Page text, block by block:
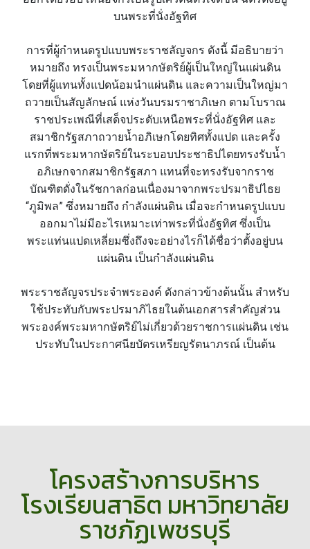
บนพระที่นั่งอัฐทิศ
การที่ผู้กำหนดรูปแบบพระราชลัญจกร ดังนี้ มีอธิบายว่า
หมายถึง ทรงเป็นพระมหากษัตริย์ผู้เป็นใหญ่ในแผ่นดิน
โดยที่ผู้แทนทั้งแปดน้อมนำแผ่นดิน และความเป็นใหญ่มา
ถวายเป็นสัญลักษณ์ แห่งวันบรมราชาภิเษก ตามโบราณ
ราชประเพณีที่เสด็จประดับเหนือพระที่นั่งอัฐทิศ และ
สมาชิกรัฐสภาถวายน้ำอภิเษกโดยทิศทั้งแปด และครั้ง
แรกที่พระมหากษัตริย์ในระบอบประชาธิปไตยทรงรับน้ำ
อภิเษกจากสมาชิกรัฐสภา แทนที่จะทรงรับจากราช
บัณฑิตดั่งในรัชกาลก่อนเนื่องมาจากพระปรมาธิปไธย
“ภูมิพล” ซึ่งหมายถึง กำลังแผ่นดิน เมื่อจะกำหนดรูปแบบ
ออกมาไม่มีอะไรเหมาะเท่าพระที่นั่งอัฐทิศ ซึ่งเป็น
พระแท่นแปดเหลี่ยมซึ่งถึงจะอย่างไรก็ได้ชื่อว่าตั้งอยู่บน
แผ่นดิน เป็นกำลังแผ่นดิน
พระราชลัญจรประจำพระองค์ ดังกล่าวข้างต้นนั้น สำหรับ
ใช้ประทับกับพระปรมาภิไธยในต้นเอกสารสำคัญส่วน
พระองค์พระมหากษัตริย์ไม่เกี่ยวด้วยราชการแผ่นดิน เช่น
ประทับในประกาศนียบัตรเหรียญรัตนาภรณ์ เป็นต้น
โครงสร้างการบริหาร
โรงเรียนสาธิต มหาวิทยาลัย
ราชภัฏเพชรบุรี